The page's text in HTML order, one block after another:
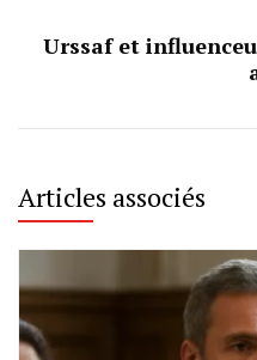
Urssaf et
Articles associés